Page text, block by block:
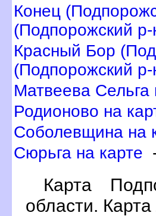
Конец
(Подпорожский р-
Красный Бор
(Подпорожский р-
Матвеева Сельга
Родионово на
Соболевщина на
Сюрьга на карте
Карта
области.